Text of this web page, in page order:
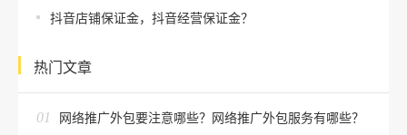
抖音店铺保证金，抖音经营保证金？
热门文章
01 网络推广外包要注意哪些？网络推广外包服务有哪些？